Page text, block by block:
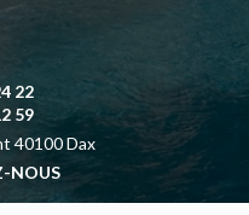
22
59
40100 Dax
NOUS